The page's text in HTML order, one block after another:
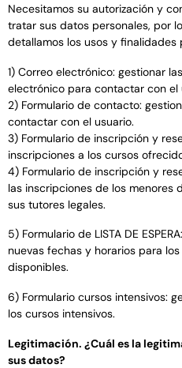
Necesitamos su autorización y
tratar sus datos personales, por
detallamos los usos y finalidades
1) Correo electrónico: gestionar
electrónico para contactar con el
2) Formulario de contacto:
contactar con el usuario.
3) Formulario de inscripción y
inscripciones a los cursos
4) Formulario de inscripción y
las inscripciones de los menores
sus tutores legales.
5) Formulario de LISTA DE
nuevas fechas y horarios para
disponibles.
6) Formulario cursos intensivos:
los cursos intensivos.
Legitimación. ¿Cuál es la
sus datos?